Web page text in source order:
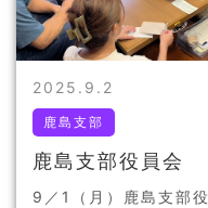
2025.9.2
鹿島支部
鹿島支部役員会
9／1（月）鹿島支部役